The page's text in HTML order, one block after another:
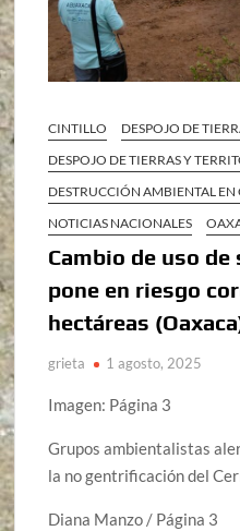
CINTILLO
DESPOJO DE
DESPOJO DE TIERRAS Y
DESTRUCCIÓN AMBIENTAL
NOTICIAS NACIONALES
Cambio de uso de
pone en riesgo
hectáreas
grieta 1 agosto, 2025
Imagen: Página 3
Grupos ambientalistas
la no gentrificación del
Diana Manzo / Página 3